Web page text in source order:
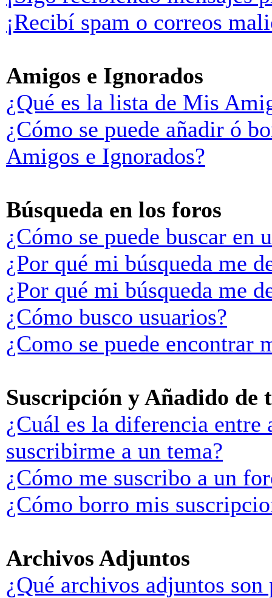
¡Recibí spam o correos
Amigos e Ignorados
¿Qué es la lista de Mis
¿Cómo se puede añadir ó
Amigos e Ignorados?
Búsqueda en los foros
¿Cómo se puede buscar en
¿Por qué mi búsqueda me
¿Por qué mi búsqueda me
¿Cómo busco usuarios?
¿Como se puede encontrar
Suscripción y Añadido de
¿Cuál es la diferencia
suscribirme a un tema?
¿Cómo me suscribo a un
¿Cómo borro mis
Archivos Adjuntos
¿Qué archivos adjuntos